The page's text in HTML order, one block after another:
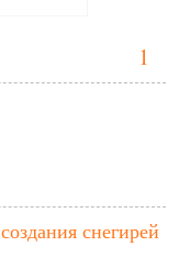
1
снегирей